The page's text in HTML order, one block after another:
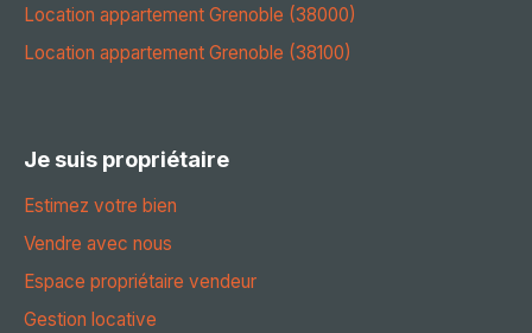
Location appartement Grenoble (38000)
Location appartement Grenoble (38100)
Je suis propriétaire
Estimez votre bien
Vendre avec nous
Espace propriétaire vendeur
Gestion locative